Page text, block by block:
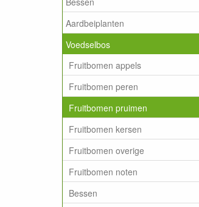
Aardbeiplanten
Voedselbos
Fruitbomen appels
Fruitbomen peren
Fruitbomen pruimen
Fruitbomen kersen
Fruitbomen overige
Fruitbomen noten
Bessen